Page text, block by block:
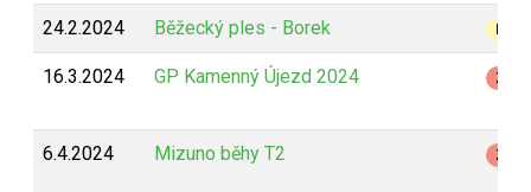
24.2.2024 Běžecký ples - Borek
16.3.2024 GP Kamenný Újezd 2024 Z
6.4.2024 Mizuno běhy T2 Z